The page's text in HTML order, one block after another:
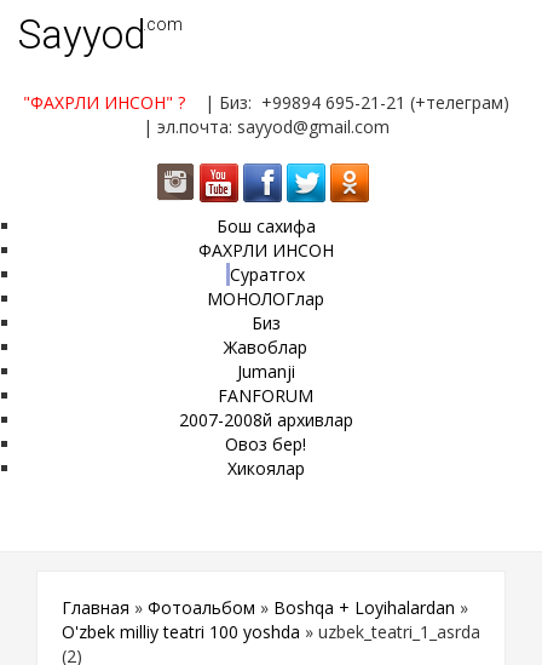
Sayyod.com
"ФАХРЛИ ИНСОН" ?
| Биз: +99894 695-21-21 (+телеграм)
| эл.почта: sayyod@gmail.com
Бош сахифа
ФАХРЛИ ИНСОН
Суратгох
МОНОЛОГлар
Биз
Жавоблар
Jumanji
FANFORUM
2007-2008й архивлар
Овоз бер!
Хикоялар
Главная » Фотоальбом » Boshqa + Loyihalardan »
O'zbek milliy teatri 100 yoshda » uzbek_teatri_1_asrda
(2)